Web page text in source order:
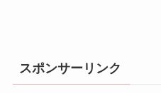
スポンサーリンク